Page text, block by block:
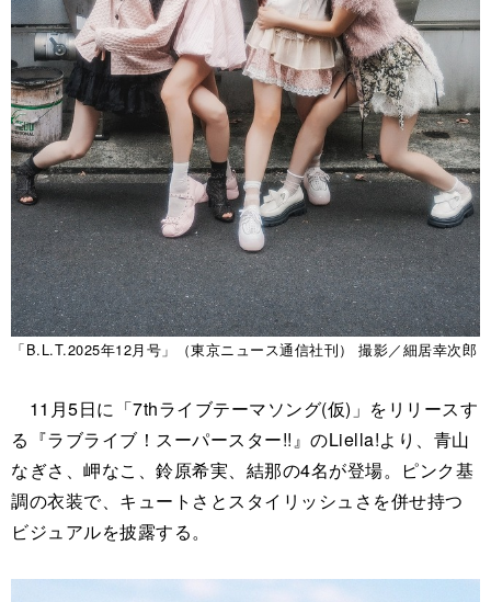
「B.L.T.2025年12月号」（東京ニュース通信社刊） 撮影／細居幸次郎
11月5日に「7thライブテーマソング(仮)」をリリースす
る『ラブライブ！スーパースター!!』のLiella!より、青山
なぎさ、岬なこ、鈴原希実、結那の4名が登場。ピンク基
調の衣装で、キュートさとスタイリッシュさを併せ持つ
ビジュアルを披露する。